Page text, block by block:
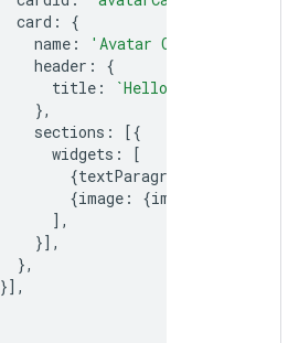
card :
{
name : 'Avatar Card'
header :
{
title : `Hello
},
sections :
[{
widgets :
[
{textParagraph
{image : {imageUrl
],
}],
},
}],